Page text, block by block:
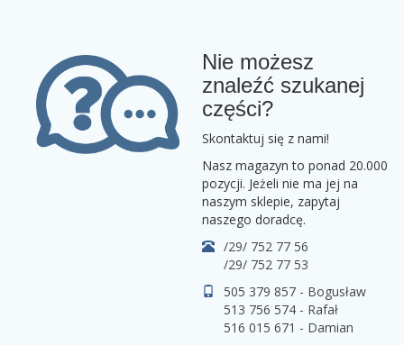
Nie możesz
znaleźć szukanej
części?
Skontaktuj się z nami!
Nasz magazyn to ponad 20.000
pozycji. Jeżeli nie ma jej na
naszym sklepie, zapytaj
naszego doradcę.
/29/ 752 77 56
/29/ 752 77 53
505 379 857 - Bogusław
513 756 574 - Rafał
516 015 671 - Damian